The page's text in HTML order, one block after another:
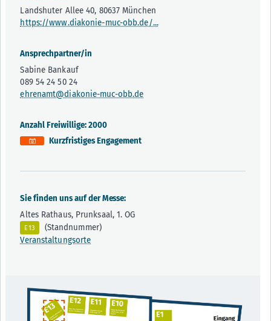
Landshuter Allee 40, 80637 München
https://www.diakonie-muc-obb.de/...
Ansprechpartner/in
Sabine Bankauf
089 54 24 50 24
ehrenamt@diakonie-muc-obb.de
Anzahl Freiwillige: 2000
Kurzfristiges Engagement
Sie finden uns auf der Messe:
Altes Rathaus, Prunksaal, 1. OG
E13
(Standnummer)
Veranstaltungsorte